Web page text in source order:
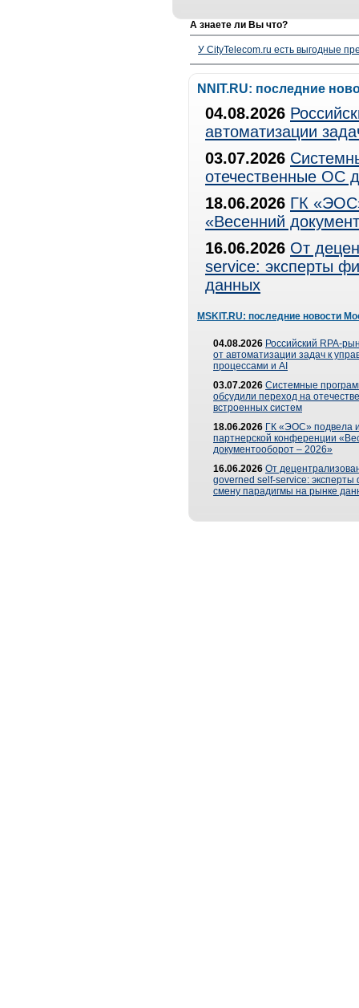
А знаете ли Вы что?
У CityTelecom.ru есть выгодные
NNIT.RU: последние
04.08.2026
автоматизации
03.07.2026
отечественные ОС
18.06.2026 ГК
«Весенний
16.06.2026 От
service: эксперты
данных
MSKIT.RU: последние новости
04.08.2026 Российский RPA-
от автоматизации задач к
процессами и AI
03.07.2026 Системные
обсудили переход на
встроенных систем
18.06.2026 ГК «ЭОС» подвела
партнерской конференции
документооборот – 2026»
16.06.2026 От
governed self-service: эксперты
смену парадигмы на рынке